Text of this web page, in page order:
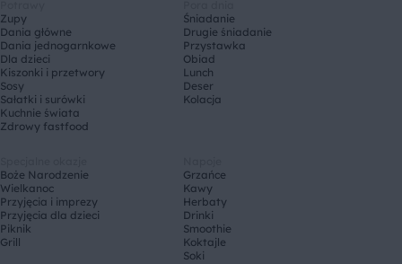
Zupy
Dania główne
Dania jednogarnkowe
Dla dzieci
Kiszonki i przetwory
Sosy
Sałatki i surówki
Kuchnie świata
Zdrowy fastfood
Śniadanie
Drugie śniadanie
Przystawka
Obiad
Lunch
Deser
Kolacja
Boże Narodzenie
Wielkanoc
Przyjęcia i imprezy
Przyjęcia dla dzieci
Piknik
Grill
Grzańce
Kawy
Herbaty
Drinki
Smoothie
Koktajle
Soki